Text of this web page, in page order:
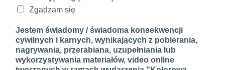
Zgadzam się
Jestem świadomy / świadoma konsekwencji
cywilnych i karnych, wynikających z pobierania,
nagrywania, przerabiana, uzupełniania lub
wykorzystywania materiałów, video online